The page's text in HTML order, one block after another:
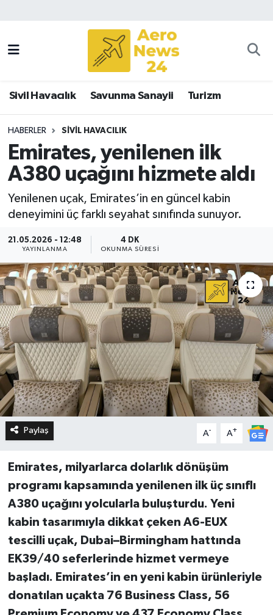
Sivil Havacılık Savunma Sanayii Turizm
HABERLER SIVIL HAVACILIK
Emirates, yenilenen ilk
A380 uçağını hizmete aldı
Yenilenen uçak, Emirates’in en güncel kabin
deneyimini üç farklı seyahat sınıfında sunuyor.
21.05.2026 - 12:48
YAYINLANMA
4 DK
OKUNMA SÜRESI
Paylaş A- A+
Emirates, milyarlarca dolarlık dönüşüm
programı kapsamında yenilenen ilk üç sınıflı
A380 uçağını yolcularla buluşturdu. Yeni
kabin tasarımıyla dikkat çeken A6-EUX
tescilli uçak, Dubai–Birmingham hattında
EK39/40 seferlerinde hizmet vermeye
başladı. Emirates’in en yeni kabin ürünleriyle
donatılan uçakta 76 Business Class, 56